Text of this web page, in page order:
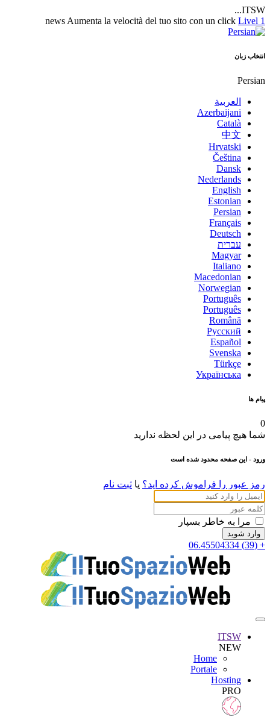
ITSW...
news Aumenta la velocità del tuo sito con un click Livel 1
انتخاب زبان
Persian
العربية
Azerbaijani
Català
中文
Hrvatski
Čeština
Dansk
Nederlands
English
Estonian
Persian
Français
Deutsch
עברית
Magyar
Italiano
Macedonian
Norwegian
Português
Português
Română
Русский
Español
Svenska
Türkçe
Українська
پیام ها
0
شما هیچ پیامی در این لحظه ندارید
ورود - این صفحه محدود شده است
رمز عبور را فراموش کرده اید؟ یا ثبت نام
مرا به خاطر بسپار
+ (39) 06.45504334
ITSW
NEW
Home
Portale
Hosting
PRO